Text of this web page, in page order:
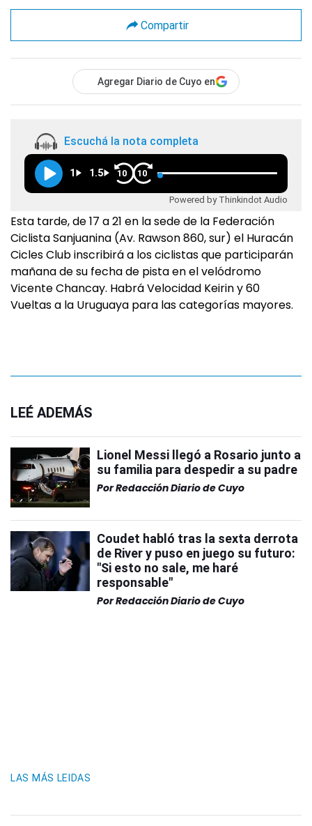
Compartir
Agregar Diario de Cuyo en
Escuchá la nota completa
1 1.5 10 10
Powered by Thinkindot Audio
Esta tarde, de 17 a 21 en la sede de la Federación
Ciclista Sanjuanina (Av. Rawson 860, sur) el Huracán
Cicles Club inscribirá a los ciclistas que participarán
mañana de su fecha de pista en el velódromo
Vicente Chancay. Habrá Velocidad Keirin y 60
Vueltas a la Uruguaya para las categorías mayores.
LEÉ ADEMÁS
Lionel Messi llegó a Rosario junto a
su familia para despedir a su padre
PorRedacción Diario de Cuyo
Coudet habló tras la sexta derrota
de River y puso en juego su futuro:
"Si esto no sale, me haré
responsable"
PorRedacción Diario de Cuyo
LAS MÁS LEIDAS